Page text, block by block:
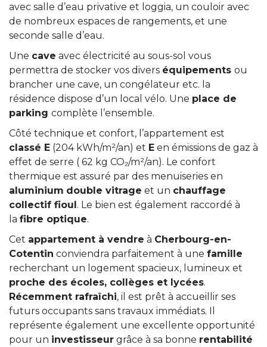
avec salle d’eau privative et loggia, un couloir avec
de nombreux espaces de rangements, et une
seconde salle d’eau.
Une cave avec électricité au sous-sol vous
permettra de stocker vos divers équipements ou
brancher une cave, un congélateur etc. la
résidence dispose d’un local vélo. Une place de
parking complète l’ensemble.
Côté technique et confort, l’appartement est
classé E (204 kWh/m²/an) et E en émissions de gaz à
effet de serre ( 62 kg CO₂/m²/an). Le confort
thermique est assuré par des menuiseries en
aluminium double vitrage et un chauffage
collectif fioul. Le bien est également raccordé à
la fibre optique.
Cet appartement à vendre à Cherbourg-en-
Cotentin conviendra parfaitement à une famille
recherchant un logement spacieux, lumineux et
proche des écoles, collèges et lycées.
Récemment rafraîchi, il est prêt à accueillir ses
futurs occupants sans travaux immédiats. Il
représente également une excellente opportunité
pour un investisseur grâce à sa bonne rentabilité